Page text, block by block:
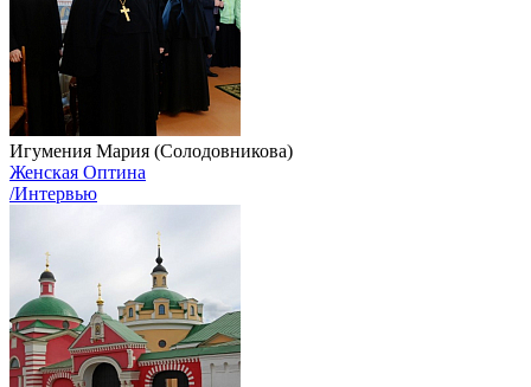
Игумения Мария (Солодовникова)
Женская Оптина
/Интервью